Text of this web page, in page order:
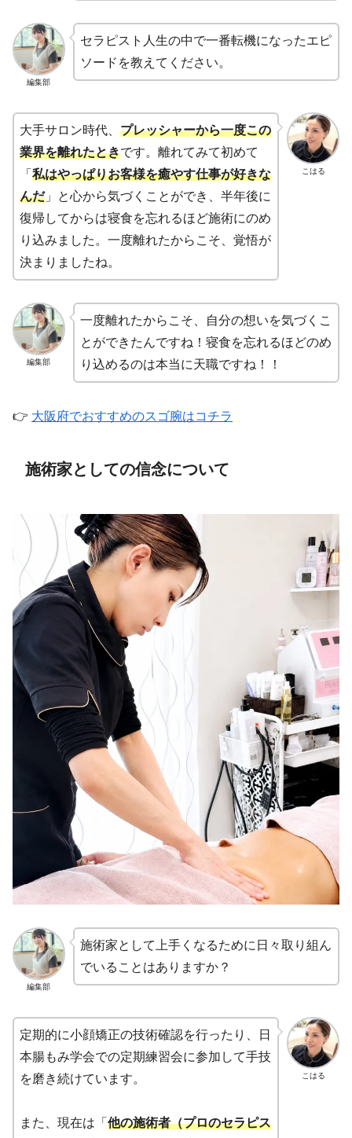
編集部
セラピスト人生の中で一番転機になったエピ
ソードを教えてください。
こはる
大手サロン時代、 プレッシャーから一度この
業界を離れたときです。離れてみて初めて
「 私はやっぱりお客様を癒やす仕事が好きな
んだ」と心から気づくことができ、半年後に
復帰してからは寝食を忘れるほど施術にのめ
り込みました。一度離れたからこそ、覚悟が
決まりましたね。
編集部
一度離れたからこそ、自分の想いを気づくこ
とができたんですね！寝食を忘れるほどのめ
り込めるのは本当に天職ですね！！
👉 大阪府でおすすめのスゴ腕はコチラ
施術家としての信念について
編集部
施術家として上手くなるために日々取り組ん
でいることはありますか？
こはる
定期的に小顔矯正の技術確認を行ったり、日
本腸もみ学会での定期練習会に参加して手技
を磨き続けています。
また、現在は「 他の施術者（プロのセラピス